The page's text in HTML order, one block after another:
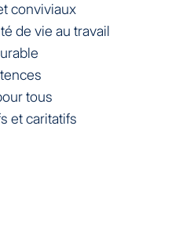
conviviaux
de vie au travail
tous
et caritatifs